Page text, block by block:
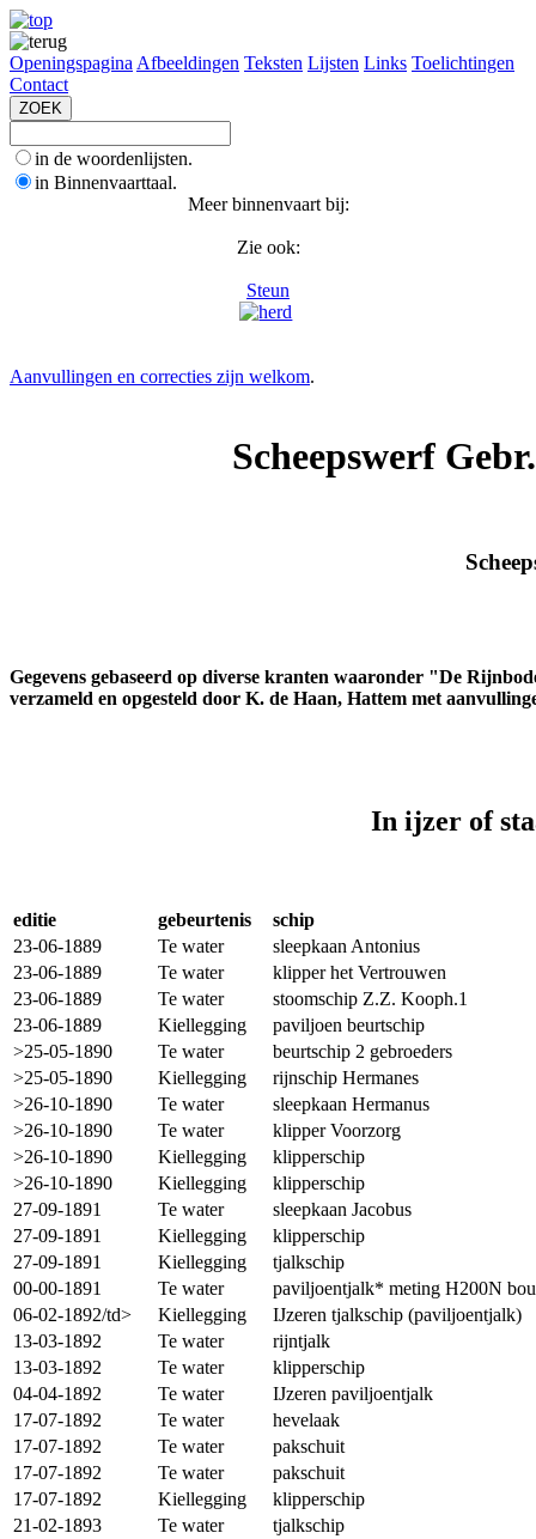
Openingspagina Afbeeldingen Teksten Lijsten Links Toelichtingen
Contact
in de woordenlijsten.
in Binnenvaarttaal.
Meer binnenvaart bij:
Zie ook:
Steun
Aanvullingen en correcties zijn welkom.
Scheepswerf
Gegevens gebaseerd op diverse kranten waaronder "De
verzameld en opgesteld door K. de Haan, Hattem met
In ijzer of
editie gebeurtenis
schip
23-06-1889
Te water
sleepkaan Antonius
23-06-1889
Te water
klipper het Vertrouwen
23-06-1889
Te water
stoomschip Z.Z. Kooph.1
23-06-1889
Kiellegging
paviljoen beurtschip
>25-05-1890
Te water
beurtschip 2 gebroeders
>25-05-1890
Kiellegging
rijnschip Hermanes
>26-10-1890
Te water
sleepkaan Hermanus
>26-10-1890
Te water
klipper Voorzorg
>26-10-1890
Kiellegging
klipperschip
>26-10-1890
Kiellegging
klipperschip
27-09-1891
Te water
sleepkaan Jacobus
27-09-1891
Kiellegging
klipperschip
27-09-1891
Kiellegging
tjalkschip
00-00-1891
Te water
paviljoentjalk* meting H200N
06-02-1892/td>
Kiellegging
IJzeren tjalkschip (paviljoentjalk)
13-03-1892
Te water
rijntjalk
13-03-1892
Te water
klipperschip
04-04-1892
Te water
IJzeren paviljoentjalk
17-07-1892
Te water
hevelaak
17-07-1892
Te water
pakschuit
17-07-1892
Te water
pakschuit
17-07-1892
Kiellegging
klipperschip
21-02-1893
Te water
tjalkschip